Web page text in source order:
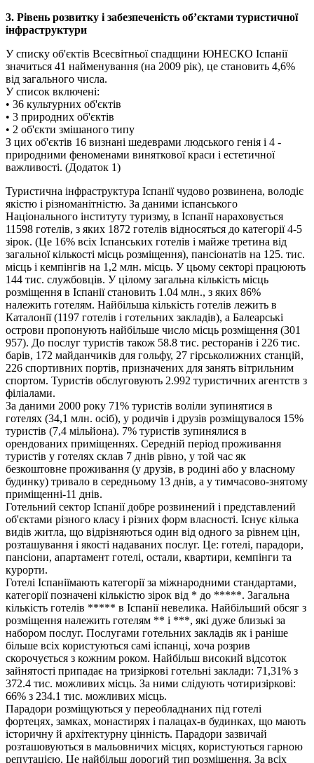
3. Рівень розвитку і забезпеченість об’єктами туристичної
інфраструктури
У списку об'єктів Всесвітньої спадщини ЮНЕСКО Іспанії
значиться 41 найменування (на 2009 рік), це становить 4,6%
від загального числа.
У список включені:
• 36 культурних об'єктів
• 3 природних об'єктів
• 2 об'єкти змішаного типу
З цих об'єктів 16 визнані шедеврами людського генія і 4 -
природними феноменами виняткової краси і естетичної
важливості. (Додаток 1)
Туристична інфраструктура Іспанії чудово розвинена, володіє
якістю і різноманітністю. За даними іспанського
Національного інституту туризму, в Іспанії нараховується
11598 готелів, з яких 1872 готелів відносяться до категорії 4-5
зірок. (Це 16% всіх Іспанських готелів і майже третина від
загальної кількості місць розміщення), пансіонатів на 125. тис.
місць і кемпінгів на 1,2 млн. місць. У цьому секторі працюють
144 тис. службовців. У цілому загальна кількість місць
розміщення в Іспанії становить 1.04 млн., з яких 86%
належить готелям. Найбільша кількість готелів лежить в
Каталонії (1197 готелів і готельних закладів), а Балеарські
острови пропонують найбільше число місць розміщення (301
957). До послуг туристів також 58.8 тис. ресторанів і 226 тис.
барів, 172 майданчиків для гольфу, 27 гірськолижних станцій,
226 спортивних портів, призначених для занять вітрильним
спортом. Туристів обслуговують 2.992 туристичних агентств з
філіалами.
За даними 2000 року 71% туристів воліли зупинятися в
готелях (34,1 млн. осіб), у родичів і друзів розміщувалося 15%
туристів (7,4 мільйона). 7% туристів зупинялися в
орендованих приміщеннях. Середній період проживання
туристів у готелях склав 7 днів рівно, у той час як
безкоштовне проживання (у друзів, в родині або у власному
будинку) тривало в середньому 13 днів, а у тимчасово-знятому
приміщенні-11 днів.
Готельний сектор Іспанії добре розвинений і представлений
об'єктами різного класу і різних форм власності. Існує кілька
видів житла, що відрізняються один від одного за рівнем цін,
розташування і якості надаваних послуг. Це: готелі, парадори,
пансіони, апартамент готелі, остали, квартири, кемпінги та
курорти.
Готелі Іспаніїмають категорії за міжнародними стандартами,
категорії позначені кількістю зірок від * до *****. Загальна
кількість готелів ***** в Іспанії невелика. Найбільший обсяг з
розміщення належить готелям ** і ***, які дуже близькі за
набором послуг. Послугами готельних закладів як і раніше
більше всіх користуються самі іспанці, хоча розрив
скорочується з кожним роком. Найбільш високий відсоток
зайнятості припадає на тризіркові готельні заклади: 71,31% з
372.4 тис. можливих місць. За ними слідують чотиризіркові:
66% з 234.1 тис. можливих місць.
Парадори розміщуються у переобладнаних під готелі
фортецях, замках, монастирях і палацах-в будинках, що мають
історичну й архітектурну цінність. Парадори зазвичай
розташовуються в мальовничих місцях, користуються гарною
репутацією. Це найбільш дорогий тип розміщення. За всіх